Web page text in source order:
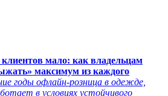
клиентов мало: как владельцам
максимум из каждого
годы офлайн-розница в одежде,
в условиях устойчивого